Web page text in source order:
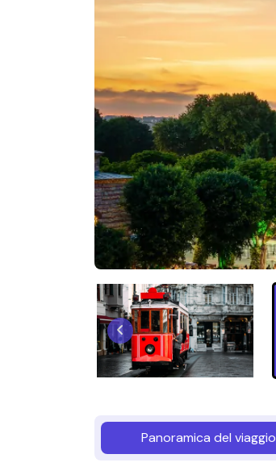
Panoramica del viaggio